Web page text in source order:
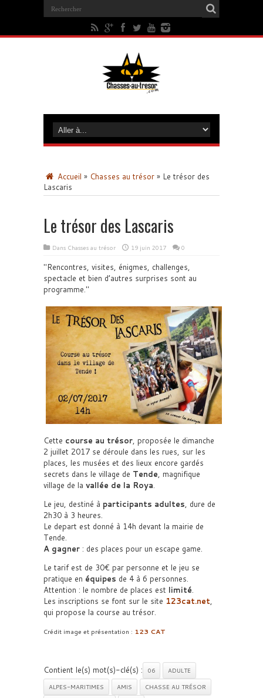
Accueil » Chasses au trésor » Le trésor des
Lascaris
Le trésor des Lascaris
Dans Chasses au trésor 19 juin 2017 0
Rencontres, visites, énigmes, challenges,
spectacle et bien d’autres surprises sont au
programme.
Cette course au trésor, proposée le dimanche
2 juillet 2017 se déroule dans les rues, sur les
places, les musées et des lieux encore gardés
secrets dans le village de Tende, magnifique
village de la vallée de la Roya.
Le jeu, destiné à participants adultes, dure de
2h30 à 3 heures.
Le depart est donné à 14h devant la mairie de
Tende.
A gagner : des places pour un escape game.
Le tarif est de 30€ par personne et le jeu se
pratique en équipes de 4 à 6 personnes.
Attention : le nombre de places est limité.
Les inscriptions se font sur le site 123cat.net,
qui propose la course au trésor.
Crédit image et présentation : 123 CAT
Contient le(s) mot(s)-clé(s) : 06
ADULTE
ALPES-MARITIMES
AMIS
CHASSE AU TRÉSOR